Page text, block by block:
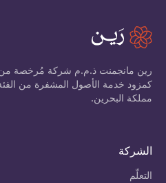
رين مانجمنت ذ.م.م شركة مُرخصة
مملكة البحرين.
الشركة
التعلّم